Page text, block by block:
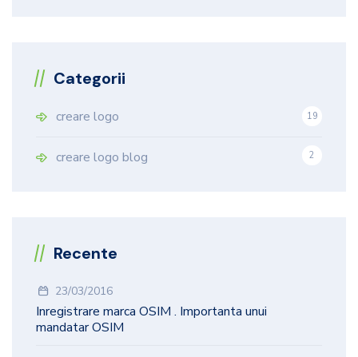
Categorii
creare logo
19
creare logo blog 2
Recente
23/03/2016
Inregistrare marca OSIM . Importanta unui
mandatar OSIM